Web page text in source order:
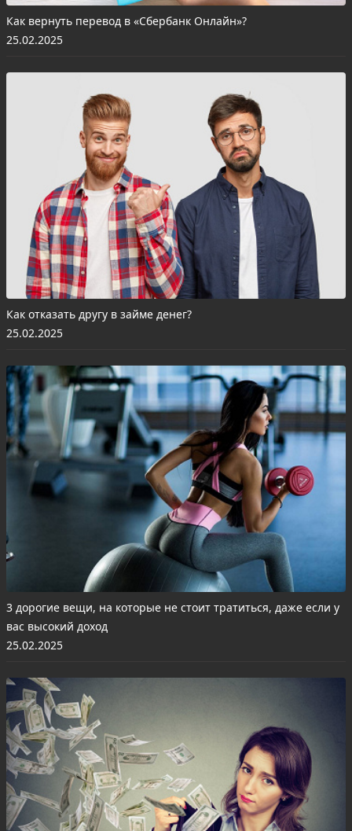
Как вернуть перевод в «Сбербанк Онлайн»?
25.02.2025
Как отказать другу в займе денег?
25.02.2025
3 дорогие вещи, на которые не стоит тратиться, даже если у
вас высокий доход
25.02.2025